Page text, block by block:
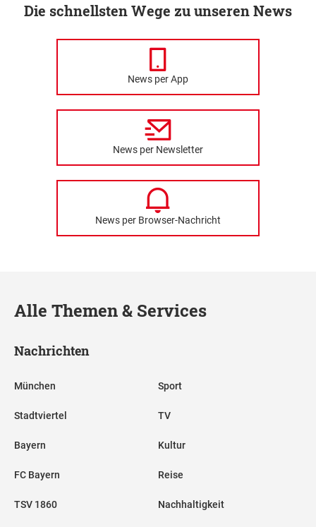
Die schnellsten Wege zu unseren News
News per App
News per Newsletter
News per Browser-Nachricht
Alle Themen & Services
Nachrichten
München
Stadtviertel
Bayern
FC Bayern
TSV 1860
Sport
TV
Kultur
Reise
Nachhaltigkeit